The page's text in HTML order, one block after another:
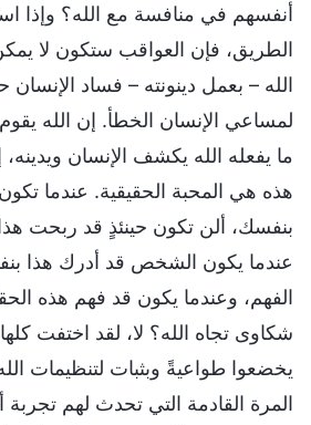
أنفسهم في منافسة مع الله؟ وإذا
الطريق، فإن العواقب ستكون لا
الله – بعمل دينونته – فساد
لمساعي الإنسان الخطأ. إن الله
ما يفعله الله يكشف الإنسان ويدينه،
هذه هي المحبة الحقيقية. عندما
بنفسك، ألن تكون حينئذٍ قد ربحت
عندما يكون الشخص قد أدرك هذا
الفهم، وعندما يكون قد فهم هذه
شكاوى تجاه الله؟ لا، لقد اختفت
يخضعوا طواعيةً وبثبات لتنظيمات
المرة القادمة التي تحدث لهم تجربة